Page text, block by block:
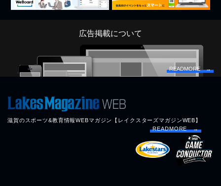
広告掲載について
READMORE →
滋賀のスポーツ&教育情報WEBマガジン【レイクスターズマガジンWEB】
READMORE →